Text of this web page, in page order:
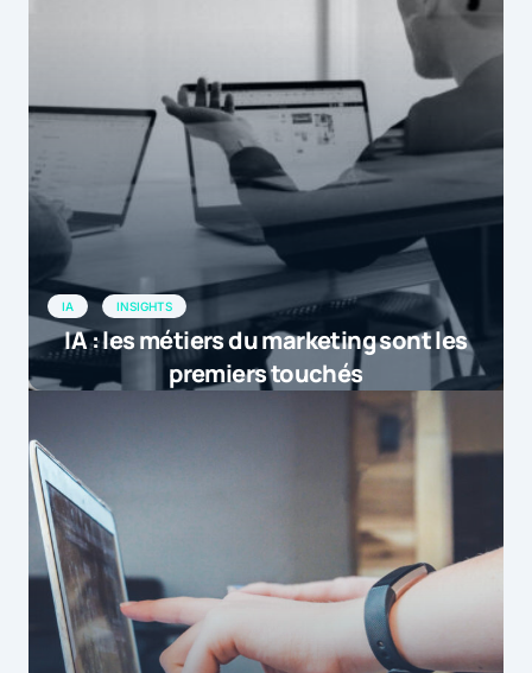
IA INSIGHTS
IA : les métiers du marketing sont les
premiers touchés